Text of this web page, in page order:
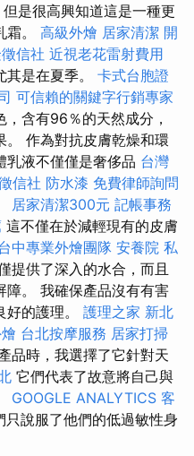
是很高興知道這是一種更
。 高級外燴 居家清潔 開
信社 近視老花雷射費用
是在夏季。 卡式台胞證
可信賴的關鍵字行銷專家
含有96％的天然成分，
。 作為對抗皮膚乾燥和環
乳液不僅僅是奢侈品 台灣
信社 防水漆 免費律師詢問
居家清潔300元 記帳事務
這不僅在於減輕現有的皮膚
中專業外燴團隊 安養院 私
提供了深入的水合，而且
障。 我確保產品沒有有害
的護理。 護理之家 新北
台北按摩服務 居家打掃
品時，我選擇了它針對天
它們代表了故意將自己與
GOOGLE ANALYTICS 客
只說服了他們的低過敏性身